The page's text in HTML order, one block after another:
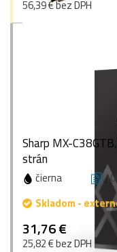
56,39 € bez DPH
Sharp MX-
strán
čierna
Skladom -
31,76 €
25,82 € bez DPH